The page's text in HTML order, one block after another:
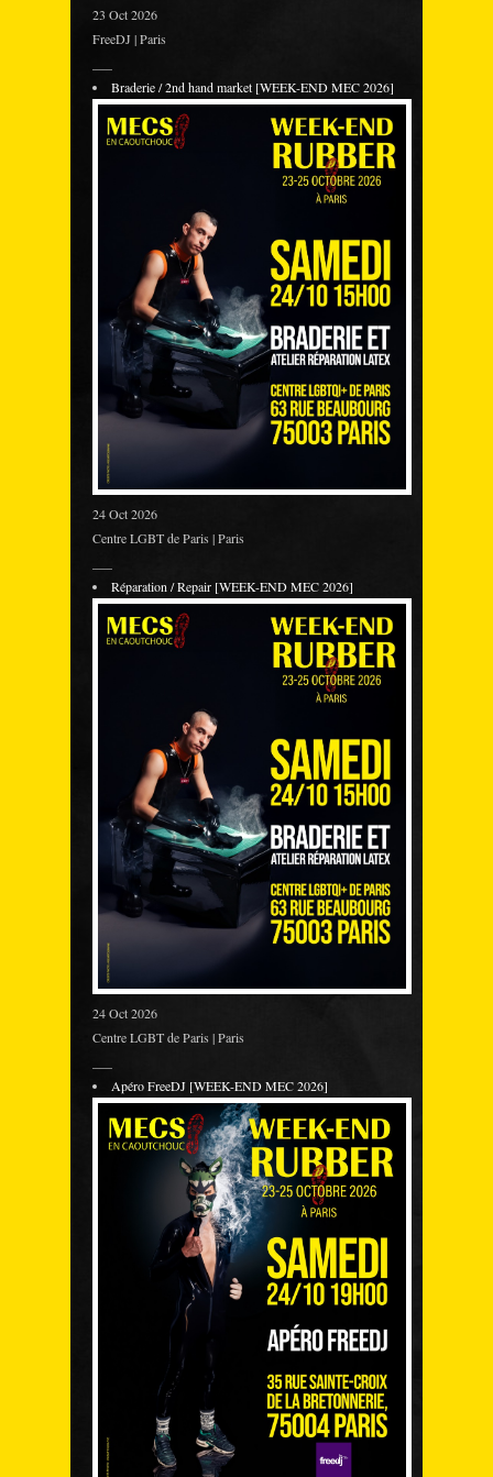
23 Oct 2026
FreeDJ | Paris
Braderie / 2nd hand market [WEEK-END MEC 2026]
24 Oct 2026
Centre LGBT de Paris | Paris
Réparation / Repair [WEEK-END MEC 2026]
24 Oct 2026
Centre LGBT de Paris | Paris
Apéro FreeDJ [WEEK-END MEC 2026]